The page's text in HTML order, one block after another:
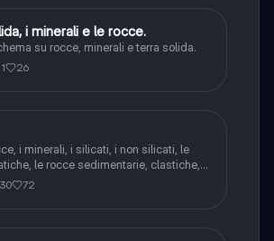
i minerali e le rocce.
su rocce, minerali e terra solida.
26
i minerali, i silicati, i non silicati, le
le rocce sedimentarie, clastiche,
chimiche, le rocce metamorfiche
72